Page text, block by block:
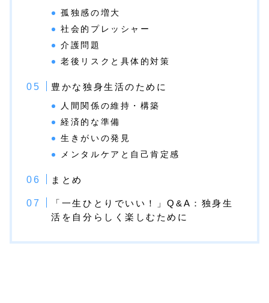
孤独感の増大
社会的プレッシャー
介護問題
老後リスクと具体的対策
豊かな独身生活のために
人間関係の維持・構築
経済的な準備
生きがいの発見
メンタルケアと自己肯定感
まとめ
「一生ひとりでいい！」Q&A：独身生
活を自分らしく楽しむために